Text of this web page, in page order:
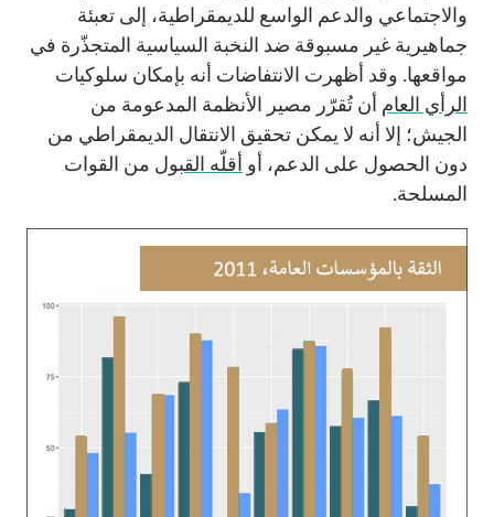
والاجتماعي والدعم الواسع للديمقراطية، إلى تعبئة
جماهيرية غير مسبوقة ضد النخبة السياسية المتجذّرة في
مواقعها. وقد أظهرت الانتفاضات أنه بإمكان سلوكيات
الرأي العام أن تُقرّر مصير الأنظمة المدعومة من
الجيش؛ إلا أنه لا يمكن تحقيق الانتقال الديمقراطي من
دون الحصول على الدعم، أو أقلّه القبول من القوات
المسلحة.